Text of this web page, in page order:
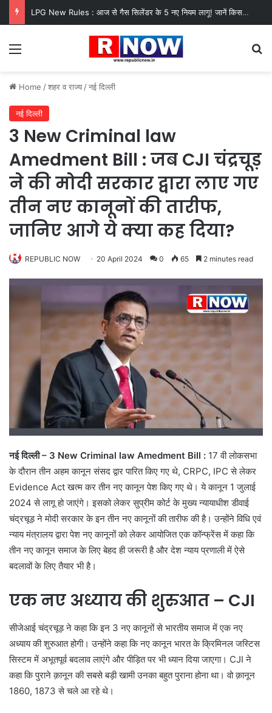
LPG New Rules : आज से गैस सिलेंडर के 5 नए नियम लागू! जानें किसका कटेगा कनेक्शन, कितने दिन बाद होगी बुकिंग?
Menu
Home /शहर व राज्य /नई दिल्ली
नई दिल्ली
3 New Criminal law
Amedment Bill : जब CJI चंद्रचूड़
ने की मोदी सरकार द्वारा लाए गए
तीन नए कानूनों की तारीफ,
जानिए आगे ये क्या कह दिया?
REPUBLIC NOW 20 April 2024 0 65 2 minutes read
नई दिल्ली – 3 New Criminal law Amedment Bill : 17 वी लोकसभा
के दौरान तीन अहम कानून संसद द्वार पारित किए गए थे, CRPC, IPC से लेकर
Evidence Act खत्म कर तीन नए कानून पेश किए गए थे। ये कानून 1 जुलाई
2024 से लागू हो जाएंगे। इसको लेकर सुप्रीम कोर्ट के मुख्य न्यायाधीश डीवाई
चंद्रचूड़ ने मोदी सरकार के इन तीन नए कानूनों की तारीफ की है। उन्होंने विधि एवं
न्याय मंत्रालय द्वारा पेश नए कानूनों को लेकर आयोजित एक कॉन्फ्रेंस में कहा कि
तीन नए कानून समाज के लिए बेहद ही जरूरी है और देश न्याय प्रणाली में ऐसे
बदलावों के लिए तैयार भी है।
एक नए अध्याय की शुरुआत – CJI
सीजेआई चंद्रचूड़ ने कहा कि इन 3 नए कानूनों से भारतीय समाज में एक नए
अध्याय की शुरुआत होगी। उन्होंने कहा कि नए कानून भारत के क्रिमिनल जस्टिस
सिस्टम में अभूतपूर्व बदलाव लाएंगे और पीड़ित पर भी ध्यान दिया जाएगा। CJI ने
कहा कि पुराने क़ानून की सबसे बड़ी खामी उनका बहुत पुराना होना था। वो क़ानून
1860, 1873 से चले आ रहे थे।